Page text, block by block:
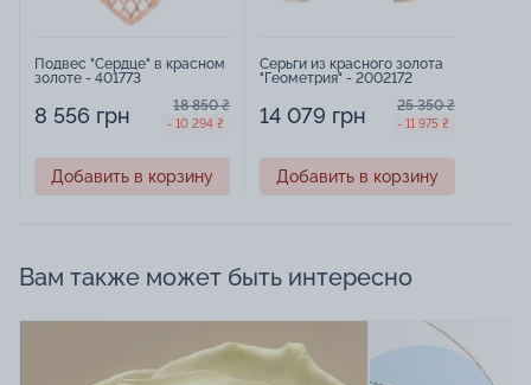
Подвес "Сердце" в красном
золоте - 401773
8 556 грн 18 850 ₴
- 10 294 ₴
Добавить в корзину
Серьги из красного золота
"Геометрия" - 2002172
14 079 грн 25 350 ₴
- 11 975 ₴
Добавить в корзину
Вам также может быть интересно